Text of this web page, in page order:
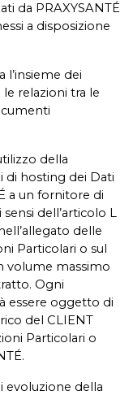
da PRAXYSANTÉ
a disposizione
l’insieme dei
relazioni tra le
della
di hosting dei Dati
a un fornitore di
dell’articolo L
delle
Particolari o sul
volume massimo
Ogni
essere oggetto di
del CLIENT
Particolari o
evoluzione della